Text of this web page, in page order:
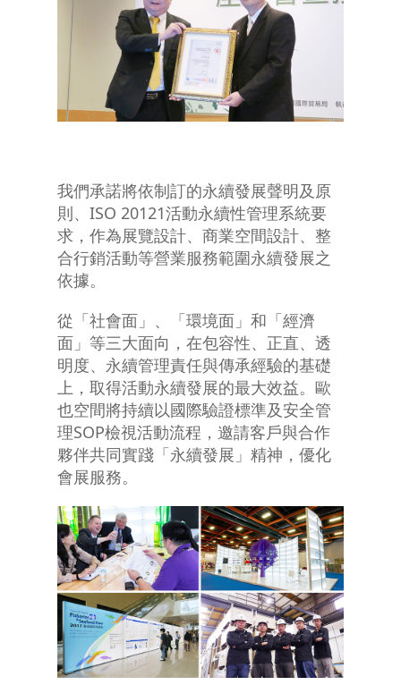
我們承諾將依制訂的永續發展聲明及原
則、ISO 20121活動永續性管理系統要
求，作為展覽設計、商業空間設計、整
合行銷活動等營業服務範圍永續發展之
依據。
從「社會面」、「環境面」和「經濟
面」等三大面向，在包容性、正直、透
明度、永續管理責任與傳承經驗的基礎
上，取得活動永續發展的最大效益。歐
也空間將持續以國際驗證標準及安全管
理SOP檢視活動流程，邀請客戶與合作
夥伴共同實踐「永續發展」精神，優化
會展服務。